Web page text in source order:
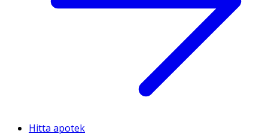
Hitta apotek